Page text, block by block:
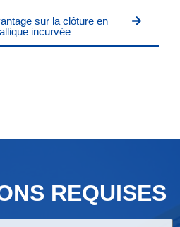
sur la clôture en
incurvée
REQUISES